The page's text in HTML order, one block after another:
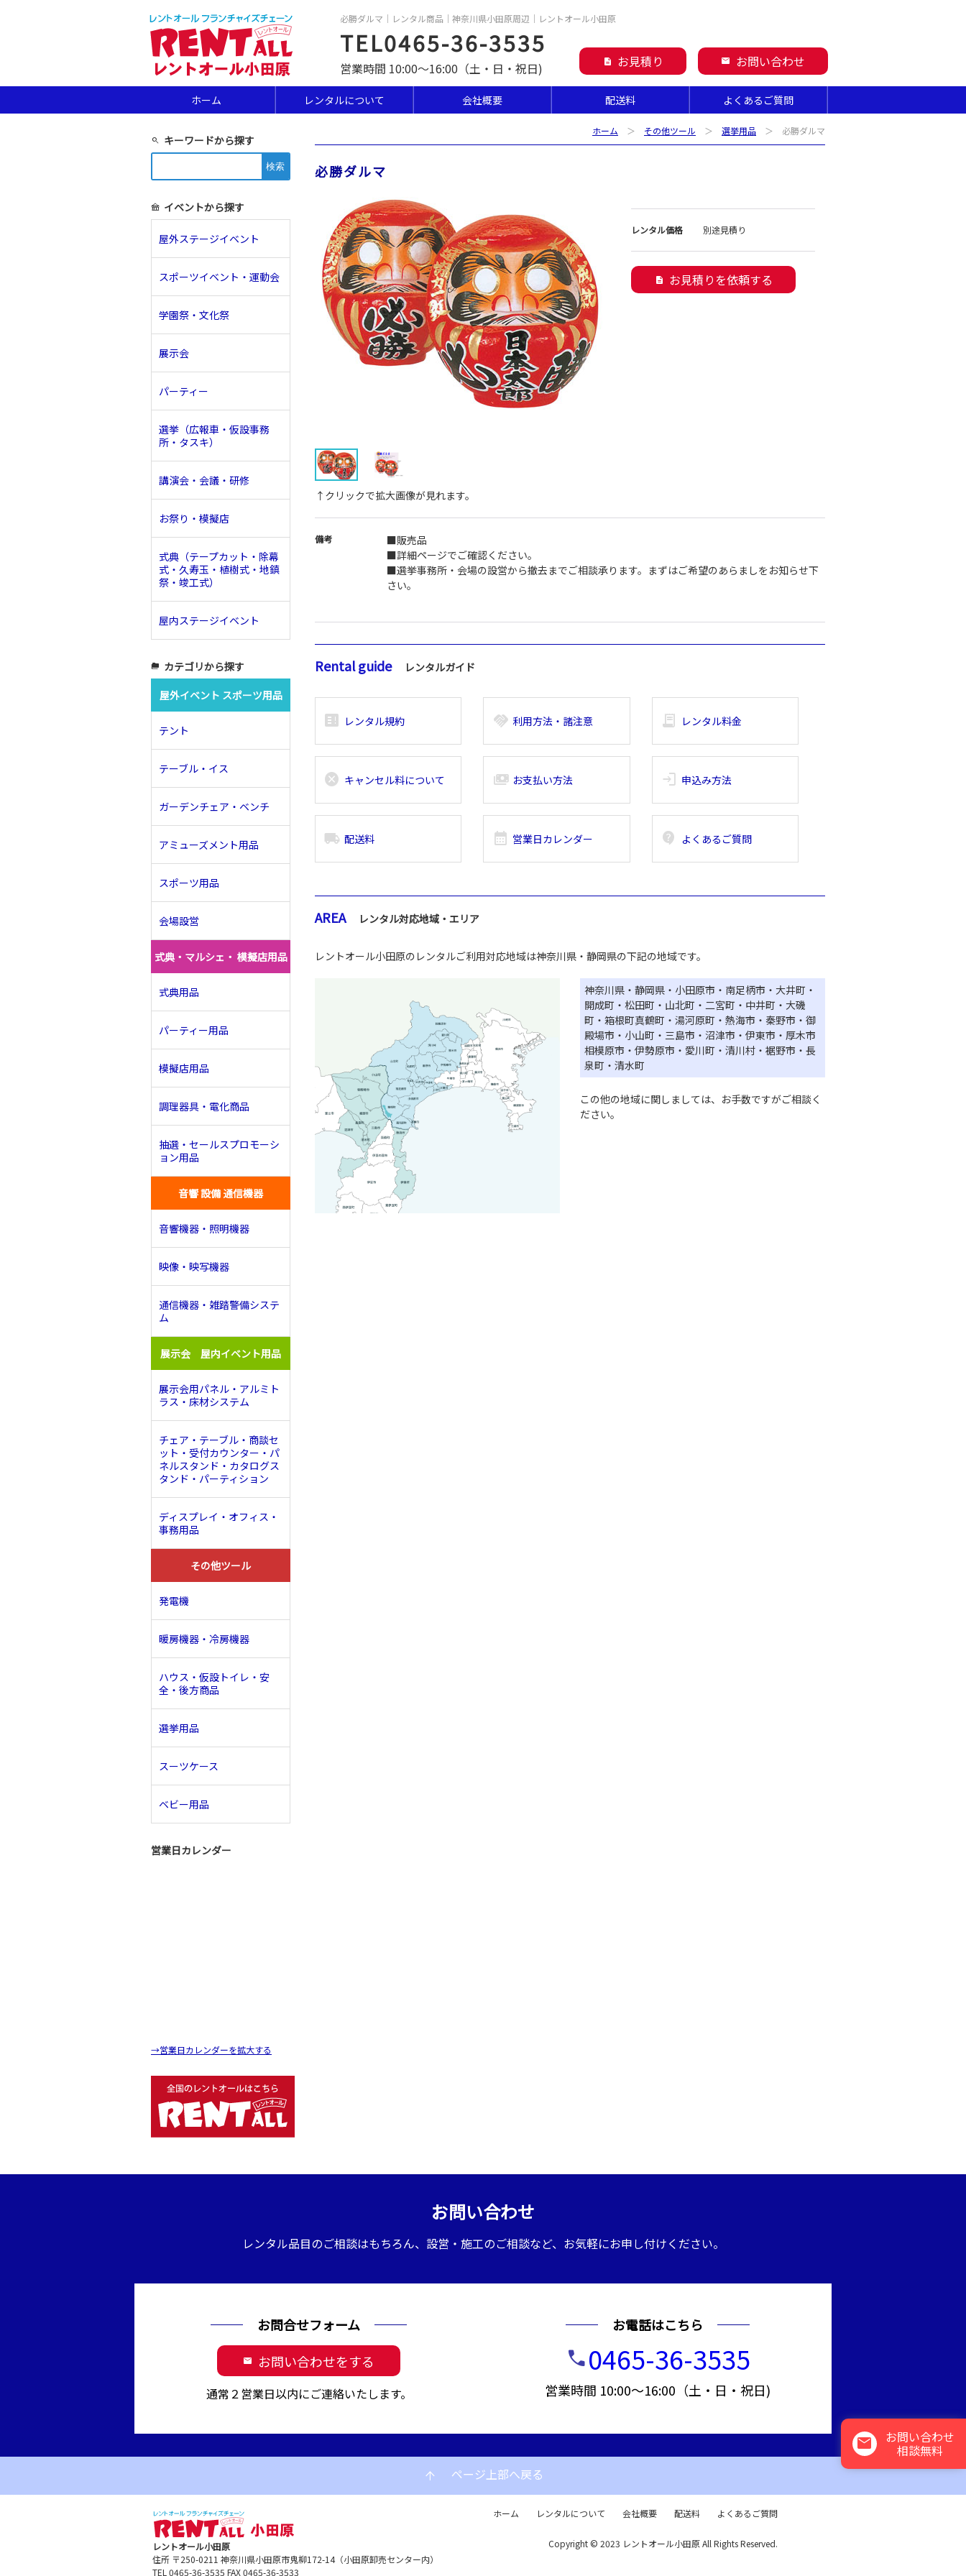
必勝ダルマ｜レンタル商品｜神奈川県小田原周辺｜レントオール小田原
TEL0465-36-3535
営業時間 10:00～16:00（土・日・祝日) description お見積り mail お問い合わせ
ホーム レンタルについて 会社概要 配送料 よくあるご質問
ホーム ＞ その他ツール ＞ 選挙用品 ＞ 必勝ダルマ
必勝ダルマ
↑クリックで拡大画像が見れます。
レンタル価格 別途見積り
description お見積りを依頼する
備考
■販売品
■詳細ページでご確認ください。
■選挙事務所・会場の設営から撤去までご相談承ります。まずはご希望のあらましをお知らせ下
さい。
Rental guide レンタルガイド
breaking_news_alt_1 レンタル規約 handshake 利用方法・諸注意 receipt_long レンタル料金
cancel キャンセル料について payments お支払い方法 login 申込み方法
local_shipping 配送料 calendar_month 営業日カレンダー contact_support よくあるご質問
AREA レンタル対応地域・エリア
レントオール小田原のレンタルご利用対応地域は神奈川県・静岡県の下記の地域です。
神奈川県・静岡県・小田原市・南足柄市・大井町・
開成町・松田町・山北町・二宮町・中井町・大磯
町・箱根町真鶴町・湯河原町・熱海市・秦野市・御
殿場市・小山町・三島市・沼津市・伊東市・厚木市
相模原市・伊勢原市・愛川町・清川村・裾野市・長
泉町・清水町
この他の地域に関しましては、お手数ですがご相談く
ださい。
search キーワードから探す
索:
festival イベントから探す
屋外ステージイベント
スポーツイベント・運動会
学園祭・文化祭
展示会
パーティー
選挙（広報車・仮設事務
所・タスキ）
講演会・会議・研修
お祭り・模擬店
式典（テープカット・除幕
式・久寿玉・植樹式・地鎮
祭・竣工式）
屋内ステージイベント
folder_copy カテゴリから探す
屋外イベント スポーツ用品
テント
テーブル・イス
ガーデンチェア・ベンチ
アミューズメント用品
スポーツ用品
会場設営
式典・マルシェ・ 模擬店用品
式典用品
パーティー用品
模擬店用品
調理器具・電化商品
抽選・セールスプロモーシ
ョン用品
音響 設備 通信機器
音響機器・照明機器
映像・映写機器
通信機器・雑踏警備システ
ム
展示会 屋内イベント用品
展示会用パネル・アルミト
ラス・床材システム
チェア・テーブル・商談セ
ット・受付カウンター・パ
ネルスタンド・カタログス
タンド・パーティション
ディスプレイ・オフィス・
事務用品
その他ツール
発電機
暖房機器・冷房機器
ハウス・仮設トイレ・安
全・後方商品
選挙用品
スーツケース
ベビー用品
営業日カレンダー
→営業日カレンダーを拡大する
お問い合わせ
レンタル品目のご相談はもちろん、設営・施工のご相談など、お気軽にお申し付けください。
お問合せフォーム
mail お問い合わせをする
通常２営業日以内にご連絡いたします。
お電話はこちら
call0465-36-3535
営業時間 10:00～16:00（土・日・祝日)
arrow_upward ページ上部へ戻る
mail お問い合わせ
相談無料
レントオール小田原
住所 〒250-0211 神奈川県小田原市鬼柳172-14（小田原卸売センター内）
TEL 0465-36-3535 FAX 0465-36-3533
ホーム レンタルについて 会社概要 配送料 よくあるご質問
Copyright © 2023 レントオール小田原 All Rights Reserved.